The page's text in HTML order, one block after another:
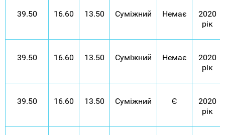
39.50 16.60 13.50 Суміжний Немає
2020
рік
39.50 16.60 13.50 Суміжний Немає
2020
рік
39.50 16.60 13.50 Суміжний Є
2020
рік